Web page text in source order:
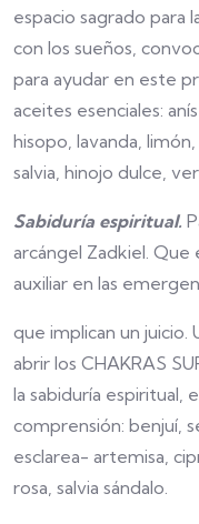
espacio sagrado para
con los sueños,
para ayudar en este
aceites esenciales:
hisopo, lavanda,
salvia, hinojo dulce,
Sabiduría espiritual.
arcángel Zadkiel. Que
auxiliar en las
que implican un juicio.
abrir los CHAKRAS
la sabiduría espiritual,
comprensión: benjuí,
esclarea- artemisa,
rosa, salvia sándalo.